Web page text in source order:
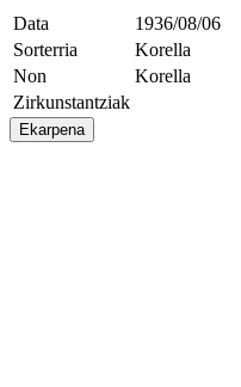
Data
1936/08/06
Sorterria
Korella
Non
Korella
Zirkunstantziak